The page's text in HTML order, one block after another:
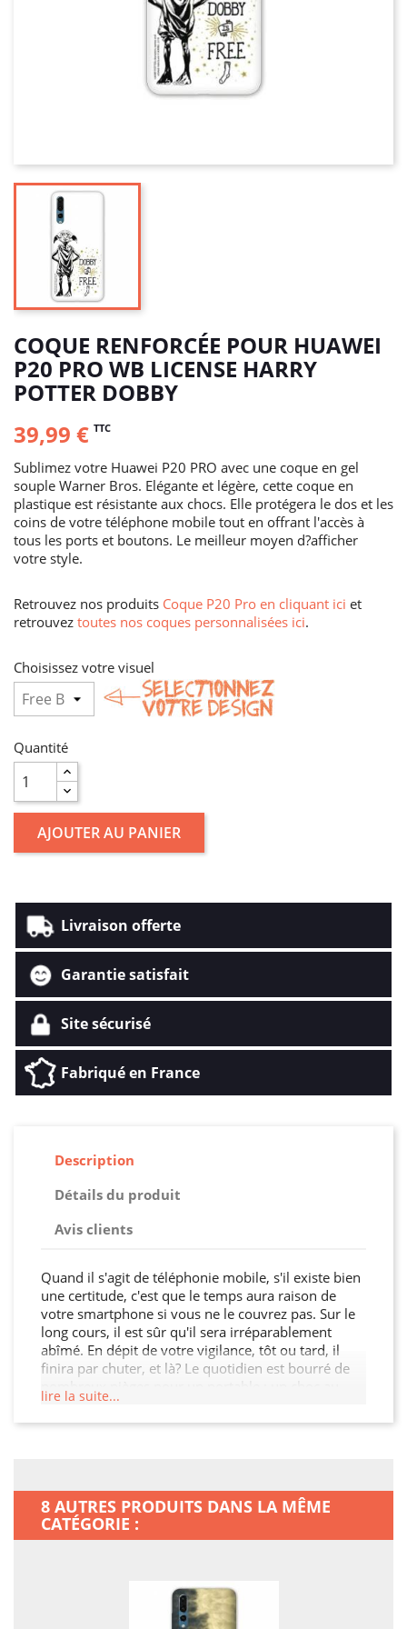
COQUE RENFORCÉE POUR HUAWEI
P20 PRO WB LICENSE HARRY
POTTER DOBBY
39,99 € TTC
Sublimez votre Huawei P20 PRO avec une coque en gel
souple Warner Bros. Elégante et légère, cette coque en
plastique est résistante aux chocs. Elle protégera le dos et les
coins de votre téléphone mobile tout en offrant l'accès à
tous les ports et boutons. Le meilleur moyen d?afficher
votre style.
Retrouvez nos produits Coque P20 Pro en cliquant ici et
retrouvez toutes nos coques personnalisées ici.
Choisissez votre visuel
Quantité
AJOUTER AU PANIER
Livraison offerte
Garantie satisfait
Site sécurisé
Fabriqué en France
Description
Détails du produit
Avis clients
Quand il s'agit de téléphonie mobile, s'il existe bien
une certitude, c'est que le temps aura raison de
votre smartphone si vous ne le couvrez pas. Sur le
long cours, il est sûr qu'il sera irréparablement
abîmé. En dépit de votre vigilance, tôt ou tard, il
finira par chuter, et là? Le quotidien est bourré de
coin d'une galerie, une bousculade, une chute sur le
carrelage, ou bien encore un sac que l'on pose trop
est rarement proportionnelle à son prix d'achat?
Fêlures, bosses, touches qui ne fonctionnent plus,
la liste des problèmes potentiels est longue... Avoir
quoi protéger efficacement son téléphone, plutôt
que de devoir le faire réparer ou en acheter un
nouveau après quelques mois d'utilisation !
lire la suite...
8 AUTRES PRODUITS DANS LA MÊME
CATÉGORIE :